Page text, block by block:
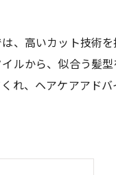
、高いカット技術
ルから、似合う髪
れ、ヘアケアアド